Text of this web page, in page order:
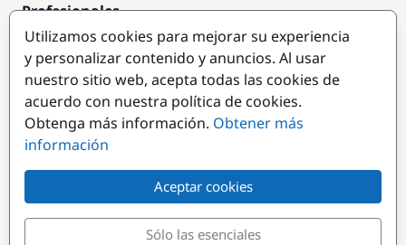
Profesionales
Acceso empresas
Colaborar como empresa
Destinos populares
Utilizamos cookies para mejorar su experiencia
y personalizar contenido y anuncios. Al usar
nuestro sitio web, acepta todas las cookies de
acuerdo con nuestra política de cookies.
Obtenga más información. Obtener más
información
Aceptar cookies
Sólo las esenciales